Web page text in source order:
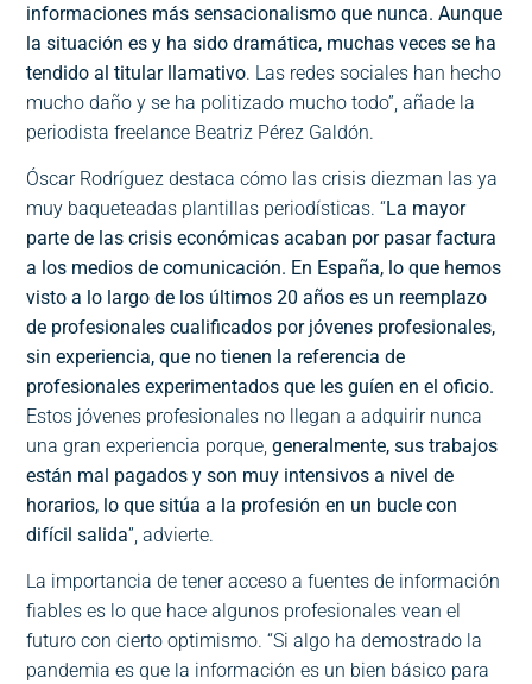
informaciones más sensacionalismo que nunca. Aunque
la situación es y ha sido dramática, muchas veces se ha
tendido al titular llamativo. Las redes sociales han hecho
mucho daño y se ha politizado mucho todo”, añade la
periodista freelance Beatriz Pérez Galdón.
Óscar Rodríguez destaca cómo las crisis diezman las ya
muy baqueteadas plantillas periodísticas. “La mayor
parte de las crisis económicas acaban por pasar factura
a los medios de comunicación. En España, lo que hemos
visto a lo largo de los últimos 20 años es un reemplazo
de profesionales cualificados por jóvenes profesionales,
sin experiencia, que no tienen la referencia de
profesionales experimentados que les guíen en el oficio.
Estos jóvenes profesionales no llegan a adquirir nunca
una gran experiencia porque,generalmente, sus trabajos
están mal pagados y son muy intensivos a nivel de
horarios, lo que sitúa a la profesión en un bucle con
difícil salida”, advierte.
La importancia de tener acceso a fuentes de información
fiables es lo que hace algunos profesionales vean el
futuro con cierto optimismo. “Si algo ha demostrado la
pandemia es que la información es un bien básico para